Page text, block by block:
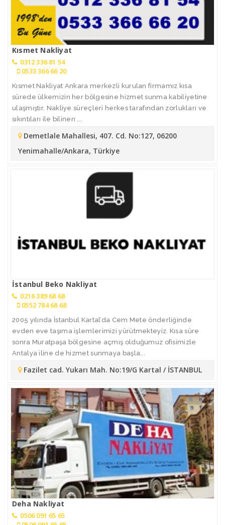
Kısmet Nakliyat
0312 336 81 54
0533 366 66 20
Kısmet Nakliyat Ankara merkezli kurulan firmamız kısa
sürede ülkemizin her bölgesine hizmet sunma kabiliyetine
ulaşmıştır. Nakliye süreçleri herkes tarafından zorlukları ve
sıkıntıları ile bilinen ...
Demetlale Mahallesi, 407. Cd. No:127, 06200
Yenimahalle/Ankara, Türkiye
İstanbul Beko Nakliyat
0216 389 68 68
0552 784 68 68
2005 yılında İstanbul Kartal’da Cem Mete önderliğinde
evden eve taşıma işlemlerimizi yürütmekteyiz. Kısa süre
sonra Muratpaşa bölgesine açmış olduğumuz ofisimizle
Antalya iline de hizmet sunmaya başla...
Fazilet cad. Yukarı Mah. No:19/G Kartal / İSTANBUL
Deha Nakliyat
0506 091 65 65